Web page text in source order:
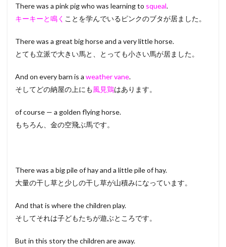
There was a pink pig who was learning to squeal.
キーキーと鳴く ことを学んでいるピンクのブタが居ました。
There was a great big horse and a very little horse.
とても立派で大きい馬と、とっても小さい馬が居ました。
And on every barn is a weather vane.
そしてどの納屋の上にも風見鶏はあります。
of course — a golden flying horse.
もちろん、金の空飛ぶ馬です。
There was a big pile of hay and a little pile of hay.
大量の干し草と少しの干し草が山積みになっています。
And that is where the children play.
そしてそれは子どもたちが遊ぶところです。
But in this story the children are away.